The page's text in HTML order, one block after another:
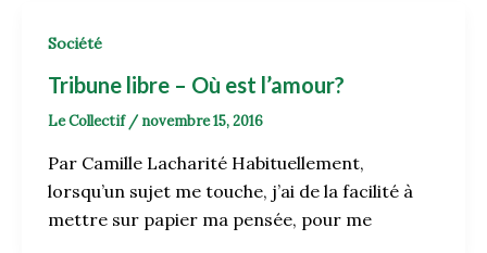
Société
Tribune libre – Où est l’amour?
Le Collectif / novembre 15, 2016
Par Camille Lacharité Habituellement,
lorsqu’un sujet me touche, j’ai de la facilité à
mettre sur papier ma pensée, pour me